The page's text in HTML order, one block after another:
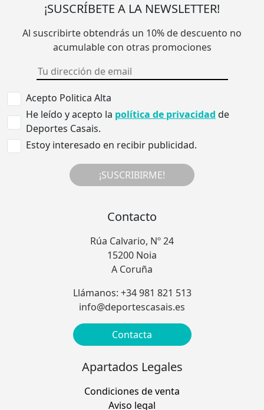
¡SUSCRÍBETE A LA NEWSLETTER!
Al suscribirte obtendrás un 10% de descuento no
acumulable con otras promociones
Acepto Politica Alta
He leído y acepto la política de privacidad de
Deportes Casais.
Estoy interesado en recibir publicidad.
¡SUSCRIBIRME!
Contacto
Rúa Calvario, Nº 24
15200 Noia
A Coruña
Llámanos: +34 981 821 513
info@deportescasais.es
Contacta
Apartados Legales
Condiciones de venta
Aviso legal